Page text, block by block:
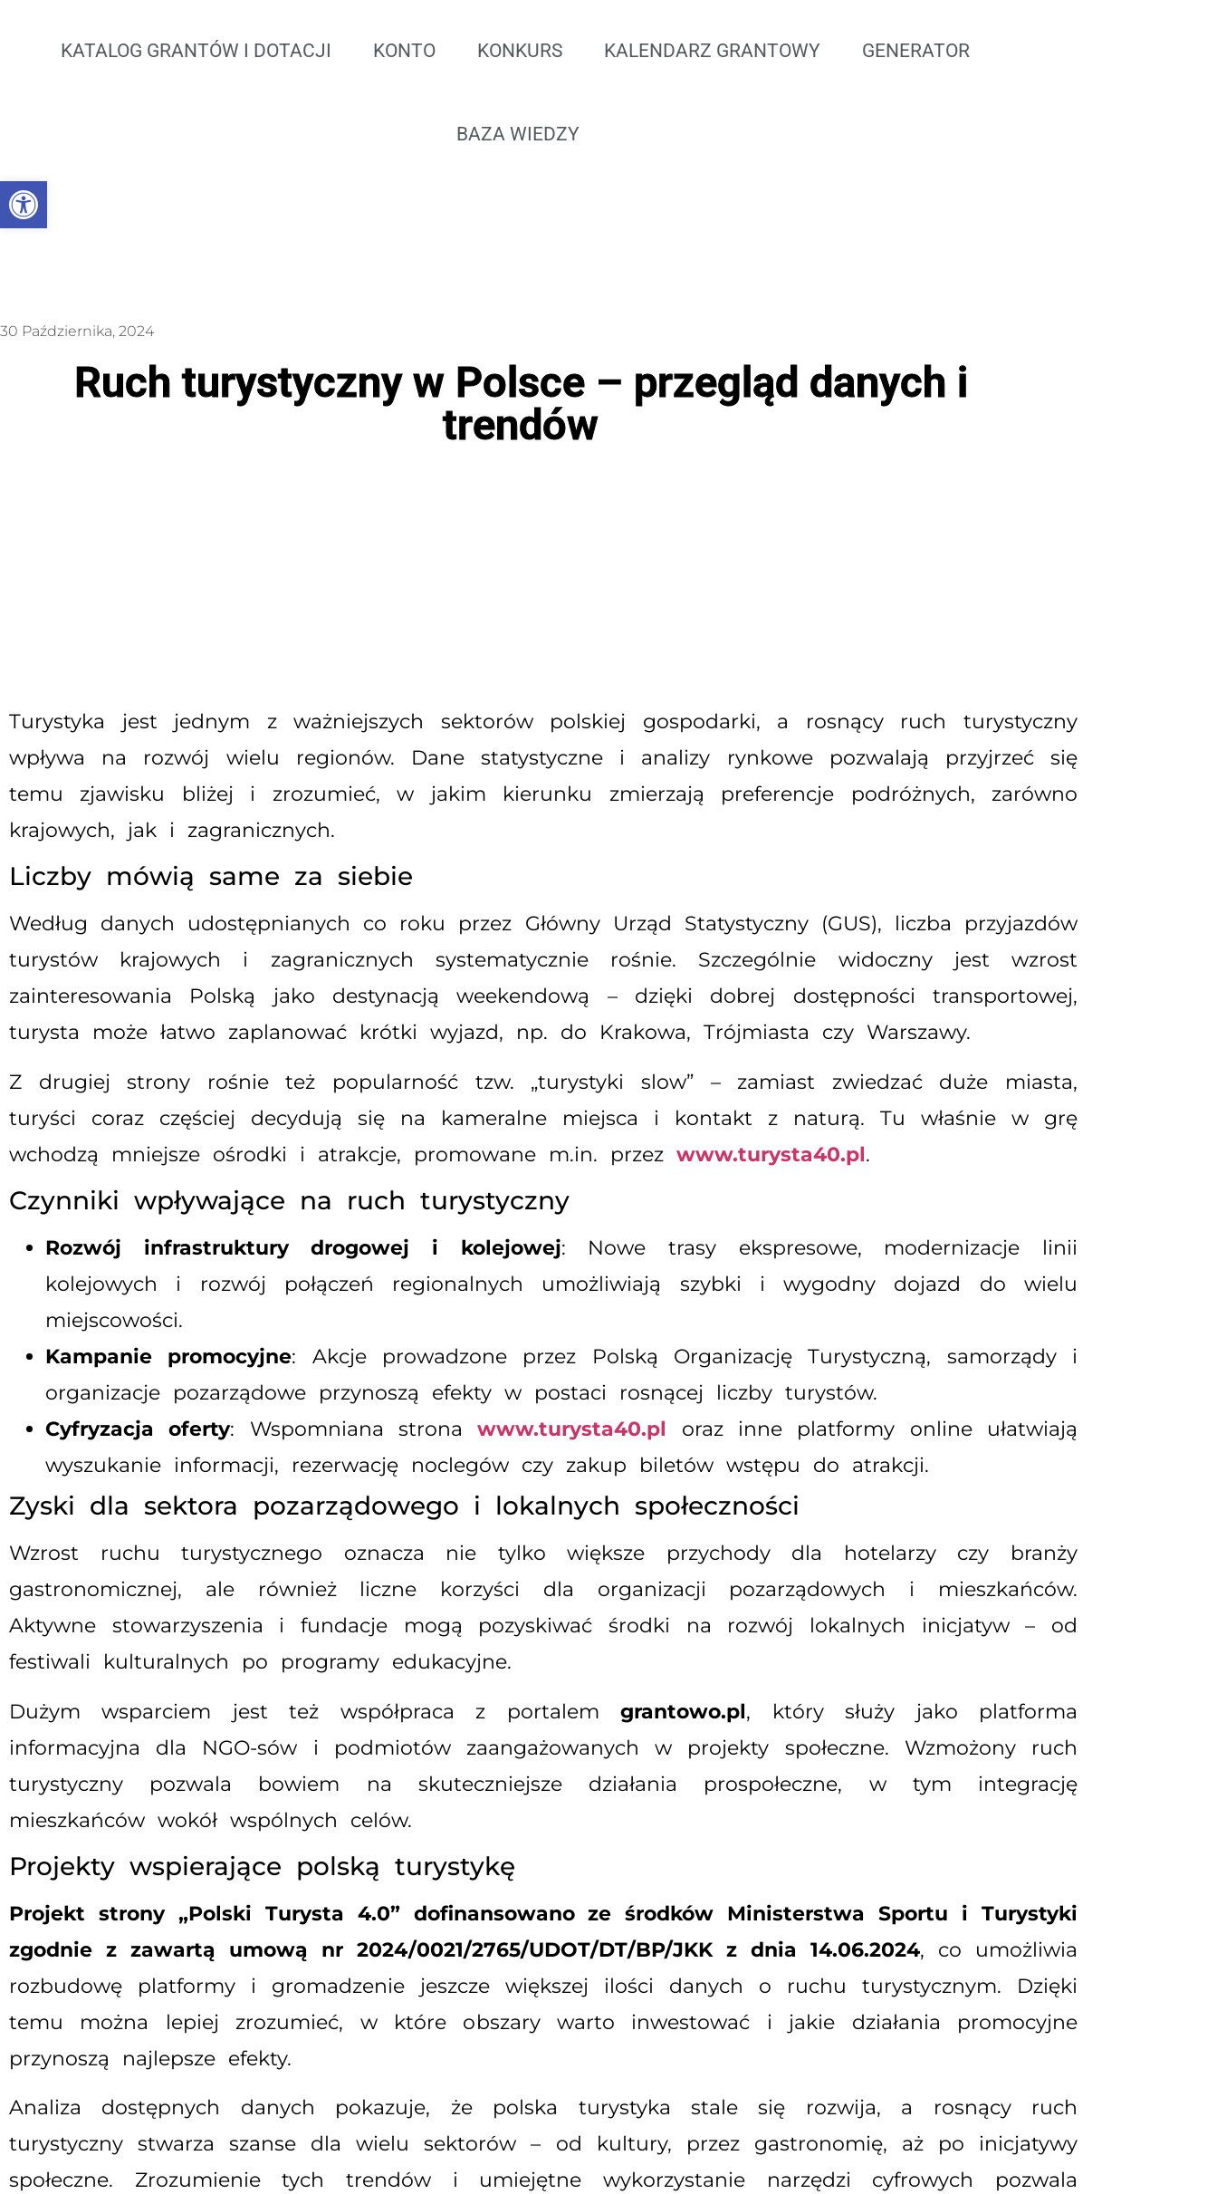
Otwórz pasek narzędzi
KATALOG GRANTÓW I DOTACJI KONTO KONKURS KALENDARZ GRANTOWY GENERATOR
BAZA WIEDZY
30 Października, 2024
Ruch turystyczny w Polsce – przegląd danych i
trendów
Turystyka jest jednym z ważniejszych sektorów polskiej gospodarki, a rosnący ruch turystyczny
wpływa na rozwój wielu regionów. Dane statystyczne i analizy rynkowe pozwalają przyjrzeć się
temu zjawisku bliżej i zrozumieć, w jakim kierunku zmierzają preferencje podróżnych, zarówno
krajowych, jak i zagranicznych.
Liczby mówią same za siebie
Według danych udostępnianych co roku przez Główny Urząd Statystyczny (GUS), liczba przyjazdów
turystów krajowych i zagranicznych systematycznie rośnie. Szczególnie widoczny jest wzrost
zainteresowania Polską jako destynacją weekendową – dzięki dobrej dostępności transportowej,
turysta może łatwo zaplanować krótki wyjazd, np. do Krakowa, Trójmiasta czy Warszawy.
Z drugiej strony rośnie też popularność tzw. „turystyki slow” – zamiast zwiedzać duże miasta,
turyści coraz częściej decydują się na kameralne miejsca i kontakt z naturą. Tu właśnie w grę
wchodzą mniejsze ośrodki i atrakcje, promowane m.in. przez www.turysta40.pl.
Czynniki wpływające na ruch turystyczny
Rozwój infrastruktury drogowej i kolejowej: Nowe trasy ekspresowe, modernizacje linii
kolejowych i rozwój połączeń regionalnych umożliwiają szybki i wygodny dojazd do wielu
miejscowości.
Kampanie promocyjne: Akcje prowadzone przez Polską Organizację Turystyczną, samorządy i
organizacje pozarządowe przynoszą efekty w postaci rosnącej liczby turystów.
Cyfryzacja oferty: Wspomniana stronawww.turysta40.pl oraz inne platformy online ułatwiają
wyszukanie informacji, rezerwację noclegów czy zakup biletów wstępu do atrakcji.
Zyski dla sektora pozarządowego i lokalnych społeczności
Wzrost ruchu turystycznego oznacza nie tylko większe przychody dla hotelarzy czy branży
gastronomicznej, ale również liczne korzyści dla organizacji pozarządowych i mieszkańców.
Aktywne stowarzyszenia i fundacje mogą pozyskiwać środki na rozwój lokalnych inicjatyw – od
festiwali kulturalnych po programy edukacyjne.
Dużym wsparciem jest też współpraca z portalemgrantowo.pl, który służy jako platforma
informacyjna dla NGO-sów i podmiotów zaangażowanych w projekty społeczne. Wzmożony ruch
turystyczny pozwala bowiem na skuteczniejsze działania prospołeczne, w tym integrację
mieszkańców wokół wspólnych celów.
Projekty wspierające polską turystykę
Projekt strony „Polski Turysta 4.0” dofinansowano ze środków Ministerstwa Sportu i Turystyki
zgodnie z zawartą umową nr 2024/0021/2765/UDOT/DT/BP/JKK z dnia 14.06.2024, co umożliwia
rozbudowę platformy i gromadzenie jeszcze większej ilości danych o ruchu turystycznym. Dzięki
temu można lepiej zrozumieć, w które obszary warto inwestować i jakie działania promocyjne
przynoszą najlepsze efekty.
Analiza dostępnych danych pokazuje, że polska turystyka stale się rozwija, a rosnący ruch
turystyczny stwarza szanse dla wielu sektorów – od kultury, przez gastronomię, aż po inicjatywy
społeczne. Zrozumienie tych trendów i umiejętne wykorzystanie narzędzi cyfrowych pozwala